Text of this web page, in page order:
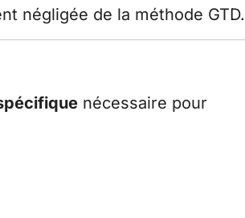
négligée de la méthode GTD.
nécessaire pour